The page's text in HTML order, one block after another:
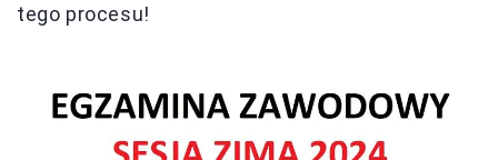
tego procesu!